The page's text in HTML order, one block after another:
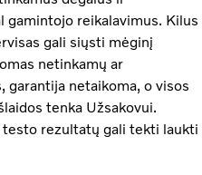
gamintojo reikalavimus. Kilus
gali siųsti mėginį
netinkamų ar
garantija netaikoma, o visos
tenka Užsakovui.
testo rezultatų gali tekti laukti